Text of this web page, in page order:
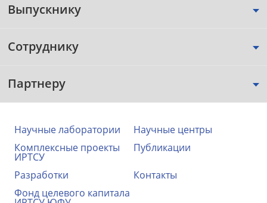
Выпускнику
Сотруднику
Партнеру
Научные лаборатории
Научные центры
Комплексные проекты
ИРТСУ
Публикации
Разработки
Контакты
Фонд целевого капитала